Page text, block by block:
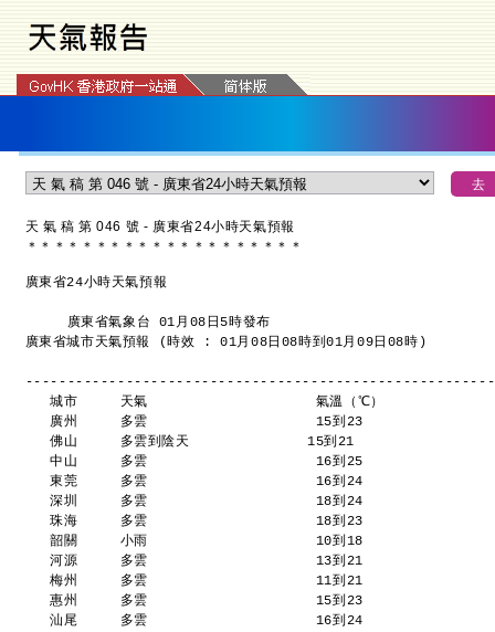
天 氣 稿 第 046 號 - 廣東省24小時天氣預報
＊ ＊ ＊ ＊ ＊ ＊ ＊ ＊ ＊ ＊ ＊ ＊ ＊ ＊ ＊ ＊ ＊ ＊ ＊ ＊
廣東省24小時天氣預報
     廣東省氣象台 01月08日5時發布
廣東省城市天氣預報 (時效 : 01月08日08時到01月09日08時)
   城市     天氣                    氣溫（℃）
   廣州     多雲                    15到23
   佛山     多雲到陰天              15到21
   中山     多雲                    16到25
   東莞     多雲                    16到24
   深圳     多雲                    18到24
   珠海     多雲                    18到23
   韶關     小雨                    10到18
   河源     多雲                    13到21
   梅州     多雲                    11到21
   惠州     多雲                    15到23
   汕尾     多雲                    16到24